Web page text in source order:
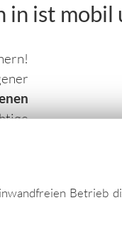
ist mobil
Betrieb